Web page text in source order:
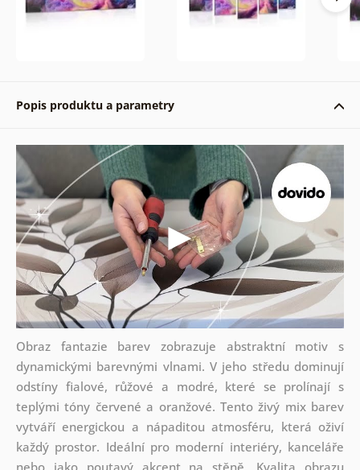
Popis produktu a parametry
Obraz fantazie barev zobrazuje abstraktní motiv s
dynamickými barevnými vlnami. V jeho středu dominují
odstíny fialové, růžové a modré, které se prolínají s
teplými tóny červené a oranžové. Tento živý mix barev
vytváří energickou a nápaditou atmosféru, která oživí
každý prostor. Ideální pro moderní interiéry, kanceláře